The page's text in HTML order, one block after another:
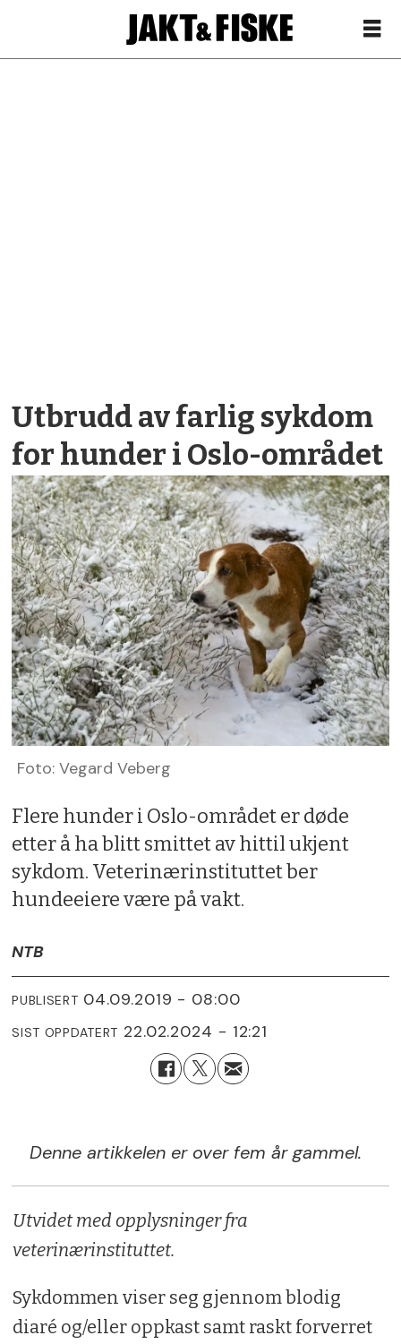
Utbrudd av farlig sykdom
for hunder i Oslo-området
Foto: Vegard Veberg
Flere hunder i Oslo-området er døde
etter å ha blitt smittet av hittil ukjent
sykdom. Veterinærinstituttet ber
hundeeiere være på vakt.
NTB
PUBLISERT 04.09.2019 - 08:00
SIST OPPDATERT 22.02.2024 - 12:21
Denne artikkelen er over fem år gammel.
Utvidet med opplysninger fra
veterinærinstituttet.
Sykdommen viser seg gjennom blodig
diaré og/eller oppkast samt raskt forverret